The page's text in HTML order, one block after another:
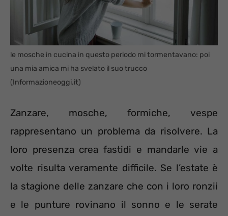
le mosche in cucina in questo periodo mi tormentavano: poi
una mia amica mi ha svelato il suo trucco
(Informazioneoggi.it)
Zanzare, mosche, formiche, vespe
rappresentano un problema da risolvere. La
loro presenza crea fastidi e mandarle vie a
volte risulta veramente difficile. Se l’estate è
la stagione delle zanzare che con i loro ronzii
e le punture rovinano il sonno e le serate